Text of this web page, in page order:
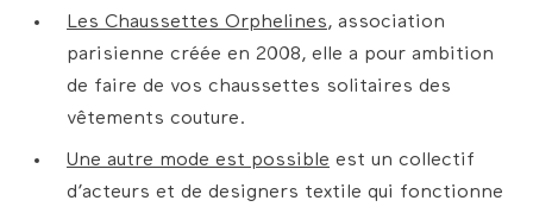
Les Chaussettes Orphelines​, association
parisienne créée en 2008, elle a pour ambition
de faire de vos chaussettes solitaires des
vêtements couture.
Une autre mode est possible ​est un collectif
d’acteurs et de designers textile qui fonctionne